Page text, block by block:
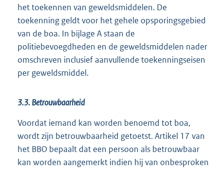
het toekennen van geweldsmiddelen. De
toekenning geldt voor het gehele opsporingsgebied
van de boa. In bijlage A staan de
politiebevoegdheden en de geweldsmiddelen nader
omschreven inclusief aanvullende toekenningseisen
per geweldsmiddel.
3.3. Betrouwbaarheid
Voordat iemand kan worden benoemd tot boa,
wordt zijn betrouwbaarheid getoetst. Artikel 17 van
het BBO bepaalt dat een persoon als betrouwbaar
kan worden aangemerkt indien hij van onbesproken